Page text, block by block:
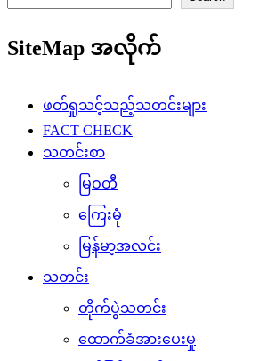
SiteMap အလိုက်
ဖတ်ရှုသင့်သည့်သတင်းများ
FACT CHECK
သတင်းစာ
မြဝတီ
ကြေးမုံ
မြန်မာ့အလင်း
သတင်း
တိုက်ပွဲသတင်း
ထောက်ခံအားပေးမှု